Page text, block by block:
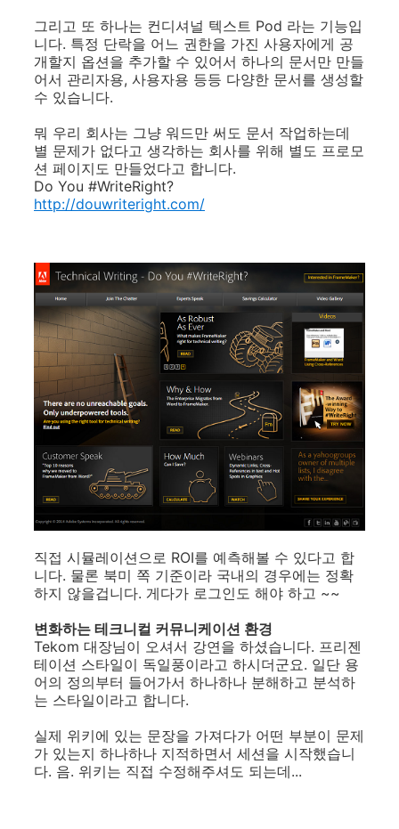
그리고 또 하나는 컨디셔널 텍스트 Pod 라는 기능입
니다. 특정 단락을 어느 권한을 가진 사용자에게 공
개할지 옵션을 추가할 수 있어서 하나의 문서만 만들
어서 관리자용, 사용자용 등등 다양한 문서를 생성할
수 있습니다.
뭐 우리 회사는 그냥 워드만 써도 문서 작업하는데
별 문제가 없다고 생각하는 회사를 위해 별도 프로모
션 페이지도 만들었다고 합니다.
Do You #WriteRight?
http://douwriteright.com/
직접 시뮬레이션으로 ROI를 예측해볼 수 있다고 합
니다. 물론 북미 쪽 기준이라 국내의 경우에는 정확
하지 않을겁니다. 게다가 로그인도 해야 하고 ~~
변화하는 테크니컬 커뮤니케이션 환경
Tekom 대장님이 오셔서 강연을 하셨습니다. 프리젠
테이션 스타일이 독일풍이라고 하시더군요. 일단 용
어의 정의부터 들어가서 하나하나 분해하고 분석하
는 스타일이라고 합니다.
실제 위키에 있는 문장을 가져다가 어떤 부분이 문제
가 있는지 하나하나 지적하면서 세션을 시작했습니
다. 음. 위키는 직접 수정해주셔도 되는데...